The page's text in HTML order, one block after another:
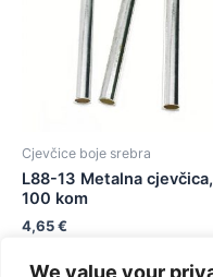
We value your
Cjevčice boje srebra
L88-13 Metalna cjevčica,
100 kom
4,65€
Dodaj u košaricu